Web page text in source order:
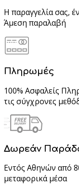
Η παραγγελία σας,
Άμεση παραλαβή
Πληρωμές
100% Ασφαλείς
τις σύγχρονες
Δωρεάν
Εντός Αθηνών από
μεταφορικά μέσα